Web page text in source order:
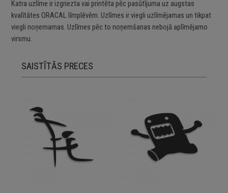
Katra uzlīme ir izgriezta vai printēta pēc pasūtījuma uz augstas
kvalītātes ORACAL līmplēvēm. Uzlīmes ir viegli uzlīmējamas un tikpat
viegli noņemamas. Uzlīmes pēc to noņemšanas nebojā aplīmējamo
virsmu.
SAISTĪTĀS PRECES